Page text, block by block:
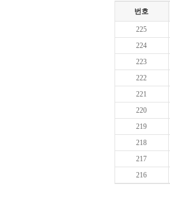
번호
225
224
223
222
221
220
219
218
217
216